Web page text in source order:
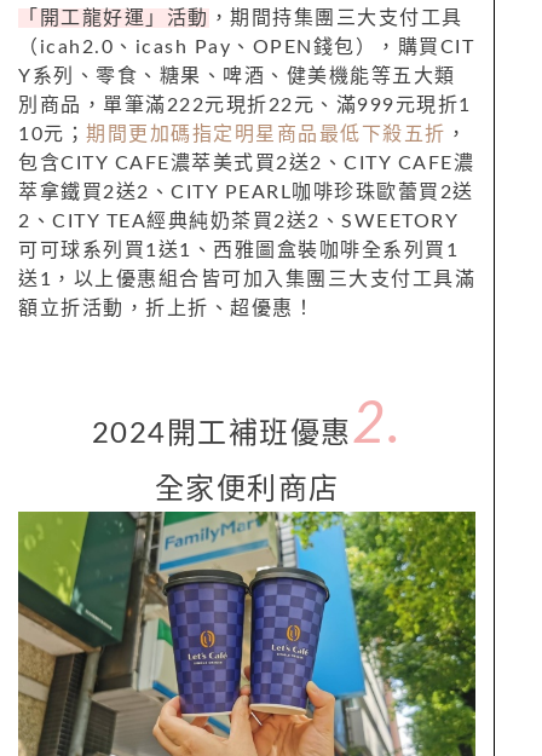
「開工龍好運」活動 ，期間持集團三大支付工具
（ icah2.0 、 icash Pay 、 OPEN 錢包），購買CIT
Y系列、零食、糖果、啤酒、健美機能等五大類
別商品，單筆滿 222元現折22 元、滿999元現折1
10元； 期間更加碼指定明星商品最低下殺五折 ，
包含CITY CAFE濃萃美式買2送2 、 CITY CAFE濃
萃拿鐵買2送2 、 CITY PEARL咖啡珍珠歐蕾買 2送
2 、 CITY TEA經典純奶茶買2送2 、 SWEETORY
可可球系列買1 送1 、西雅圖盒裝咖啡全系列買 1
送 1
，以上優惠組合皆可加入集團三大支付工具滿
額立折活動，折上折、超優惠！
2024 開工補班 優惠 2.
全家便利商店